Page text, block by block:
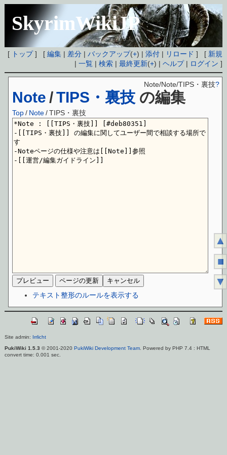
SkyrimWikiJP
[ トップ] [編集 | 差分 |バックアップ(+) |添付 | リロード ] [ 新規
|一覧 |検索 |最終更新(+) |ヘルプ| ログイン ]
Note /TIPS・裏技 の編集
Note/Note/TIPS・裏技?
Top / Note/TIPS・裏技
テキスト整形のルールを表示する
Site admin: Irrlicht
PukiWiki 1.5.3 © 2001-2020 PukiWiki Development Team. Powered by PHP 7.4 : HTML
convert time: 0.001 sec.
▲
■
▼